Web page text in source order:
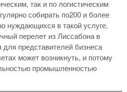
так и по логистическим
собирать по200 и более
нуждающихся в такой услуге,
перелет из Лиссабона в
представителей бизнеса
может возникнуть, и потому
промышленностью